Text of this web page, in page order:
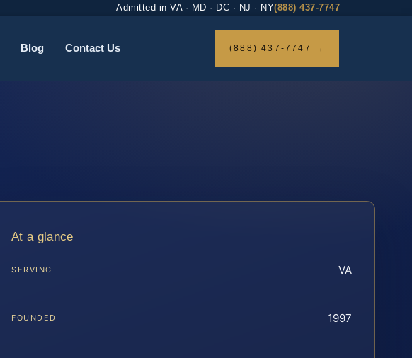
Admitted in VA · MD · DC · NJ · NY(888) 437-7747
Blog Contact Us (888) 437-7747 →
At a glance
SERVING VA
FOUNDED 1997